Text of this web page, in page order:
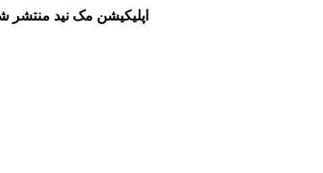
اپلیکیشن مک نید منتشر